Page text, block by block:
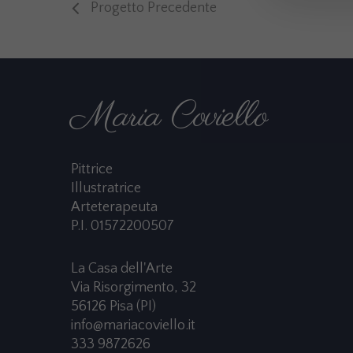
Progetto Precedente
Maria Coviello
Pittrice
Illustratrice
Arteterapeuta
P.I. 01572200507
La Casa dell'Arte
Via Risorgimento, 32
56126 Pisa (PI)
info@mariacoviello.it
333 9872626